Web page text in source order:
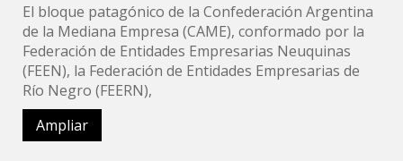
El bloque patagónico de la Confederación Argentina
de la Mediana Empresa (CAME), conformado por la
Federación de Entidades Empresarias Neuquinas
(FEEN), la Federación de Entidades Empresarias de
Río Negro (FEERN),
Ampliar